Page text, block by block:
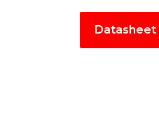
Datasheet